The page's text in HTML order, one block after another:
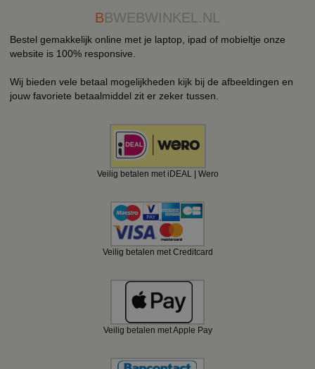
BBWEBWINKEL.NL
Bestel gemakkelijk online met je laptop, ipad of mobieltje onze
website is 100% responsive.
Wij bieden vele betaal mogelijkheden kijk bij de afbeeldingen en
jouw favoriete betaalmiddel zit er zeker tussen.
Veilig betalen met iDEAL | Wero
Veilig betalen met Creditcard
Veilig betalen met Apple Pay